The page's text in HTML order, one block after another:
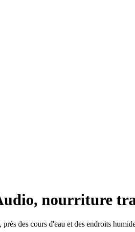
nourriture
des cours d'eau et des endroits